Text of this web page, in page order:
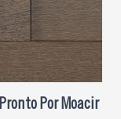
Por Moacir